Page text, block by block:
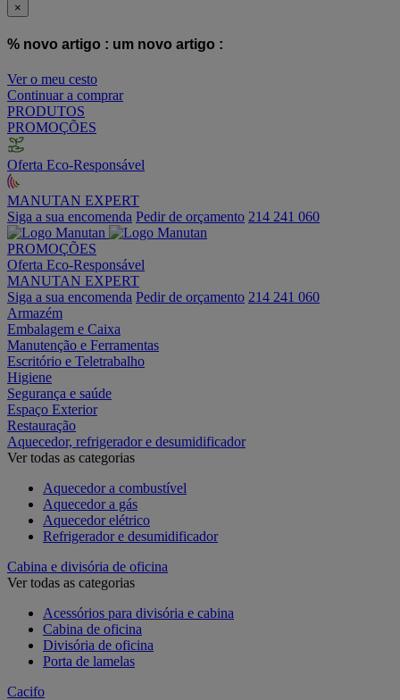
×
% novo artigo : um novo artigo :
Ver o meu cesto
Continuar a comprar
PRODUTOS
PROMOÇÕES
Oferta Eco-Responsável
MANUTAN EXPERT
Siga a sua encomenda Pedir de orçamento 214 241 060
PROMOÇÕES
Oferta Eco-Responsável
MANUTAN EXPERT
Siga a sua encomenda Pedir de orçamento 214 241 060
Armazém
Embalagem e Caixa
Manutenção e Ferramentas
Escritório e Teletrabalho
Higiene
Segurança e saúde
Espaço Exterior
Restauração
Aquecedor, refrigerador e desumidificador
Ver todas as categorias
Aquecedor a combustível
Aquecedor a gás
Aquecedor elétrico
Refrigerador e desumidificador
Cabina e divisória de oficina
Ver todas as categorias
Acessórios para divisória e cabina
Cabina de oficina
Divisória de oficina
Porta de lamelas
Cacifo